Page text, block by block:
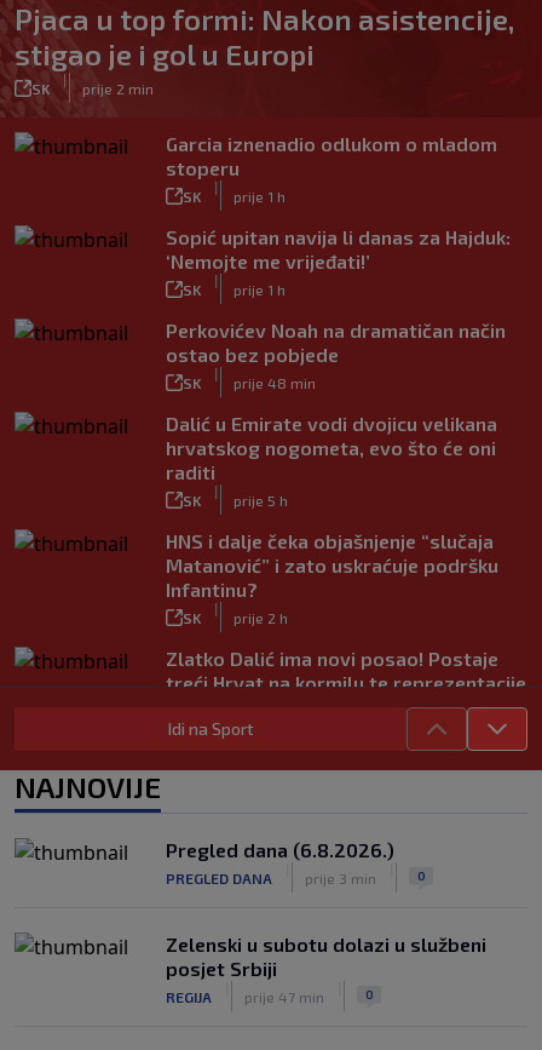
Pjaca u top formi: Nakon asistencije,
stigao je i gol u Europi
SK
|
prije 2 min
Garcia iznenadio odlukom o mladom
stoperu
SK
|
prije 1 h
Sopić upitan navija li danas za Hajduk:
‘Nemojte me vrijeđati!’
SK
|
prije 1 h
Perkovićev Noah na dramatičan način
ostao bez pobjede
SK
|
prije 48 min
Dalić u Emirate vodi dvojicu velikana
hrvatskog nogometa, evo što će oni
raditi
SK
|
prije 5 h
HNS i dalje čeka objašnjenje “slučaja
Matanović” i zato uskraćuje podršku
Infantinu?
SK
|
prije 2 h
Zlatko Dalić ima novi posao! Postaje
treći Hrvat na kormilu te reprezentacije
Romano je ipak bio u pravu – Real i
službeno predstavio najskuplje
UEFA poslala oštru poruku Infantinu:
‘Ništa se ne mijenja, bojkot SP-a i dalje
SK prije 3 h
Idi na Sport
NAJNOVIJE
Pregled dana (6.8.2026.)
PREGLED DANA prije 3 min 0
Zelenski u subotu dolazi u službeni
posjet Srbiji
REGIJA prije 47 min 0